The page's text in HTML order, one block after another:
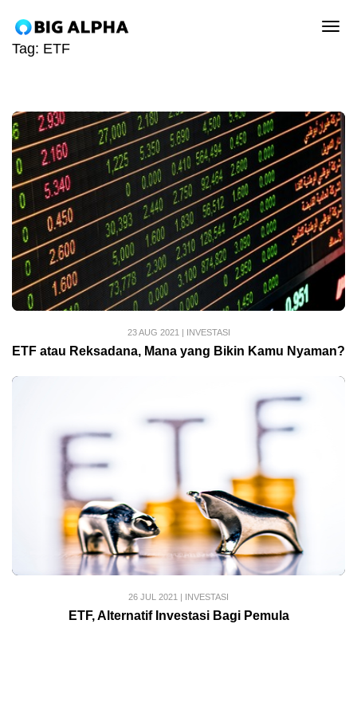
Tag: ETF
23 AUG 2021 | INVESTASI
ETF atau Reksadana, Mana yang Bikin Kamu Nyaman?
26 JUL 2021 | INVESTASI
ETF, Alternatif Investasi Bagi Pemula